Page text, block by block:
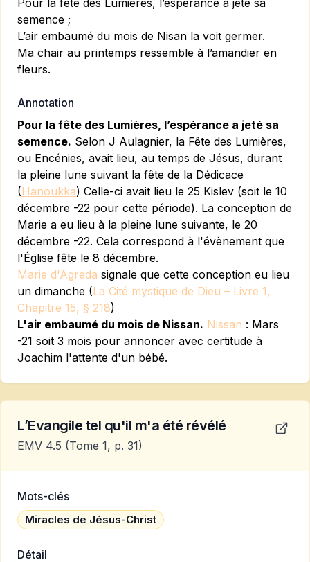
Pour la fête des Lumières, l’espérance a jeté sa
semence ;
L’air embaumé du mois de Nisan la voit germer.
Ma chair au printemps ressemble à l’amandier en
fleurs.
Annotation
Pour la fête des Lumières, l’espérance a jeté sa
semence. Selon J Aulagnier, la Fête des Lumières,
ou Encénies, avait lieu, au temps de Jésus, durant
la pleine lune suivant la fête de la Dédicace
(Hanoukka) Celle-ci avait lieu le 25 Kislev (soit le 10
décembre -22 pour cette période). La conception de
Marie a eu lieu à la pleine lune suivante, le 20
décembre -22. Cela correspond à l'évènement que
l'Église fête le 8 décembre.
Marie d'Agreda signale que cette conception eu lieu
un dimanche (La Cité mystique de Dieu – Livre 1,
Chapitre 15, § 218)
L'air embaumé du mois de Nissan. Nissan : Mars
-21 soit 3 mois pour annoncer avec certitude à
Joachim l'attente d'un bébé.
L’Evangile tel qu'il m'a été révélé
EMV 4.5 (Tome 1, p. 31)
Mots-clés
Miracles de Jésus-Christ
Détail